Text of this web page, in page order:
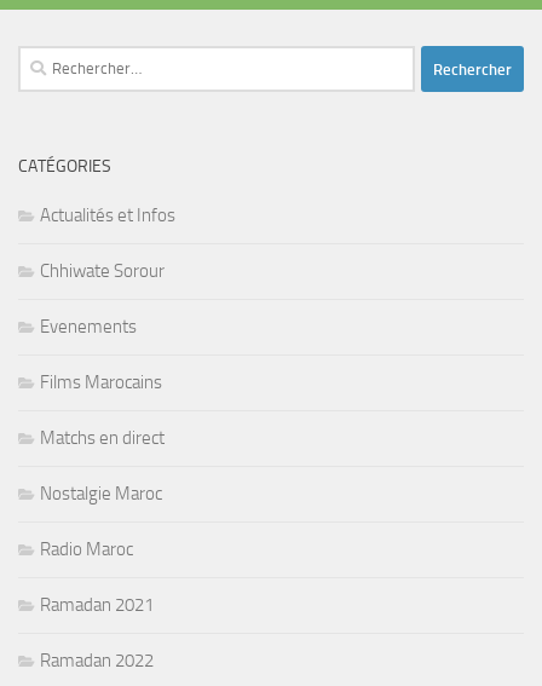
Rechercher :
CATÉGORIES
Actualités et Infos
Chhiwate Sorour
Evenements
Films Marocains
Matchs en direct
Nostalgie Maroc
Radio Maroc
Ramadan 2021
Ramadan 2022